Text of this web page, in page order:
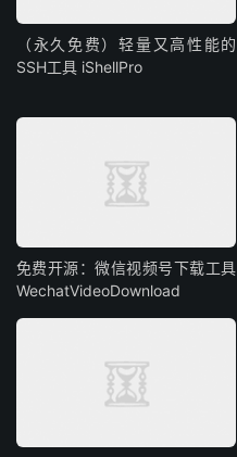
（永久免费）轻量又高性能的
SSH工具 iShellPro
免费开源：微信视频号下载工具
WechatVideoDownload